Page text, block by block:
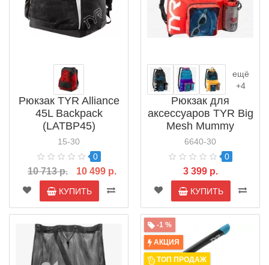
Рюкзак TYR Alliance
45L Backpack
(LATBP45)
15-30
0
10 713 р. 10 499 р.
КУПИТЬ
ещё
+4
Рюкзак для
аксессуаров TYR Big
Mesh Mummy
Backpack (LBMMB3)
6640-30
0
3 399 р.
КУПИТЬ
-1 %
АКЦИЯ
ТОП ПРОДАЖ